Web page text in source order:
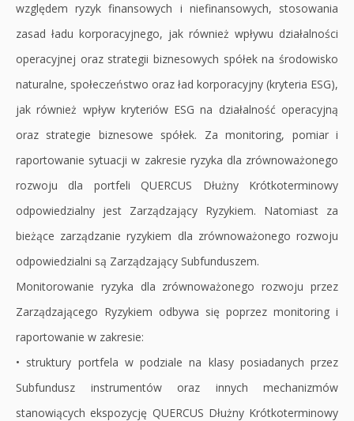
względem ryzyk finansowych i niefinansowych, stosowania
zasad ładu korporacyjnego, jak również wpływu działalności
operacyjnej oraz strategii biznesowych spółek na środowisko
naturalne, społeczeństwo oraz ład korporacyjny (kryteria ESG),
jak również wpływ kryteriów ESG na działalność operacyjną
oraz strategie biznesowe spółek. Za monitoring, pomiar i
raportowanie sytuacji w zakresie ryzyka dla zrównoważonego
rozwoju dla portfeli QUERCUS Dłużny Krótkoterminowy
odpowiedzialny jest Zarządzający Ryzykiem. Natomiast za
bieżące zarządzanie ryzykiem dla zrównoważonego rozwoju
odpowiedzialni są Zarządzający Subfunduszem.
Monitorowanie ryzyka dla zrównoważonego rozwoju przez
Zarządzającego Ryzykiem odbywa się poprzez monitoring i
raportowanie w zakresie:
• struktury portfela w podziale na klasy posiadanych przez
Subfundusz instrumentów oraz innych mechanizmów
stanowiących ekspozycję QUERCUS Dłużny Krótkoterminowy